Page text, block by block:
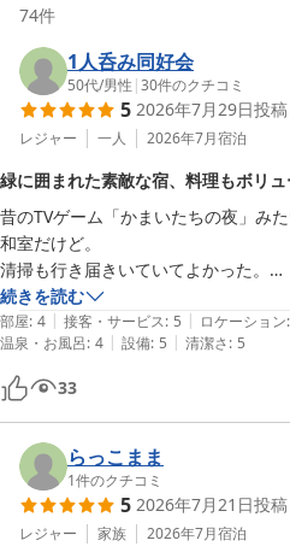
74件
1人呑み同好会
50代/男性 |30件のクチコミ
5 2026年7月29日投稿
レジャー 一人 2026年7月宿泊
緑に囲まれた素敵な宿、料理もボリ
昔のTVゲーム「かまいたちの夜」み
和室だけど。
清掃も行き届きいていてよかった。
ただ酒の自販機ないです。部屋で飲み
おすすめ。
冷蔵庫はあるので。
食事はグレードアップ会席で、鱧料
ばお得。
さらにボリュームも凄い。
緑に囲まれた素敵な宿です。
細かな事を言うなら、一品一品出し
続きを読む
部屋: 4 | 接客・サービス: 5 | ロケーション:
温泉・お風呂: 4 | 設備: 5 | 清潔さ: 5
33
らっこまま
1件のクチコミ
5 2026年7月21日投稿
レジャー 家族 2026年7月宿泊